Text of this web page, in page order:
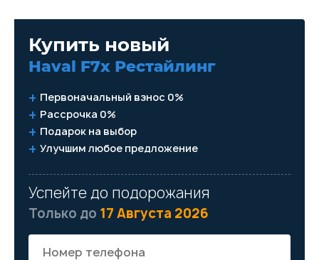
CarPlay
Аудиосистема
Bluetooth
Розетка 12V
Купить новый
Haval F7x Рестайлинг
Первоначальный взнос 0%
Рассрочка 0%
Подарок на выбор
Улучшим любое предложение
Успейте до подорожания
Только до 17 Августа 2026